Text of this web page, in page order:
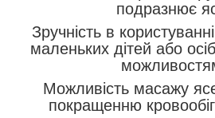
подразнює
Зручність в
маленьких дітей або
Можливість масажу
покращенню